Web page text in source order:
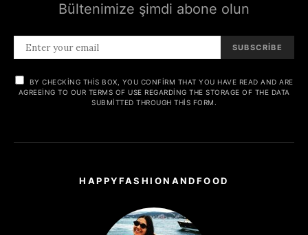
Bültenimize şimdi abone olun
SUBSCRIBE
BY CHECKING THIS BOX, YOU CONFIRM THAT YOU HAVE READ AND ARE
AGREEING TO OUR TERMS OF USE REGARDING THE STORAGE OF THE DATA
SUBMITTED THROUGH THIS FORM.
HAPPYFASHIONANDFOOD